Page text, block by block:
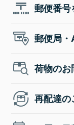
郵便番号
郵便局
荷物の
再配達の